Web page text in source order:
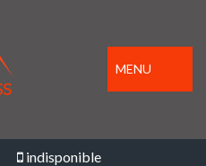
MENU
indisponible